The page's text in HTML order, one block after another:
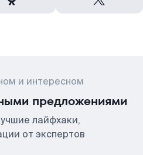
и интересном
предложениями
лайфхаки,
от экспертов